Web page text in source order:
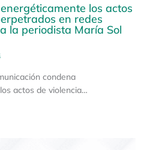
los actos
en redes
la periodista María Sol
condena
actos de violencia…